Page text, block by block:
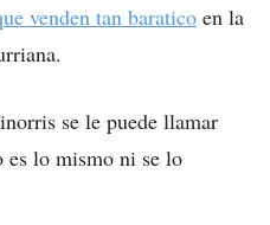
venden tan baratico en la
se le puede llamar
es lo mismo ni se lo